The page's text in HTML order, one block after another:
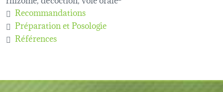
Recommandations
Préparation et Posologie
Références